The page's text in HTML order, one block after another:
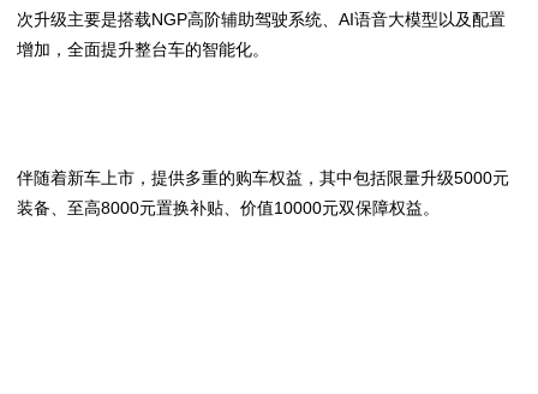
次升级主要是搭载NGP高阶辅助驾驶系统、AI语音大模型以及配置
增加，全面提升整台车的智能化。
伴随着新车上市，提供多重的购车权益，其中包括限量升级5000元
装备、至高8000元置换补贴、价值10000元双保障权益。